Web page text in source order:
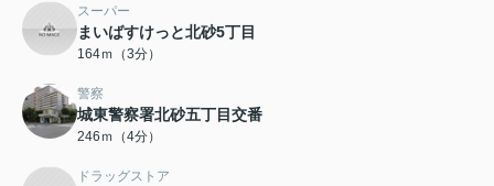
スーパー
まいばすけっと北砂5丁目
164ｍ（3分）
警察
城東警察署北砂五丁目交番
246ｍ（4分）
ドラッグストア